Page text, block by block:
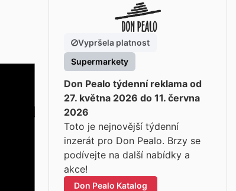
Vypršela platnost
Supermarkety
Don Pealo týdenní reklama od
27. května 2026 do 11. června
2026
Toto je nejnovější týdenní
inzerát pro Don Pealo. Brzy se
podívejte na další nabídky a
akce!
Don Pealo Katalog